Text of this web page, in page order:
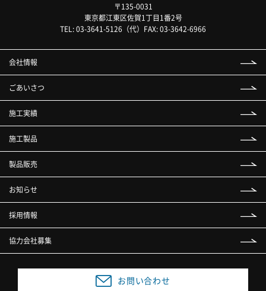
〒135-0031
東京都江東区佐賀1丁目1番2号
TEL:03-3641-5126 （代） FAX: 03-3642-6966
会社情報
ごあいさつ
施工実績
施工製品
製品販売
お知らせ
採用情報
協力会社募集
お問い合わせ